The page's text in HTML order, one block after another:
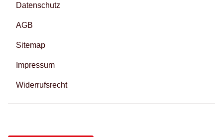
Datenschutz
AGB
Sitemap
Impressum
Widerrufsrecht